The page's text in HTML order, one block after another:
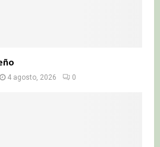
4 agosto, 2026 0